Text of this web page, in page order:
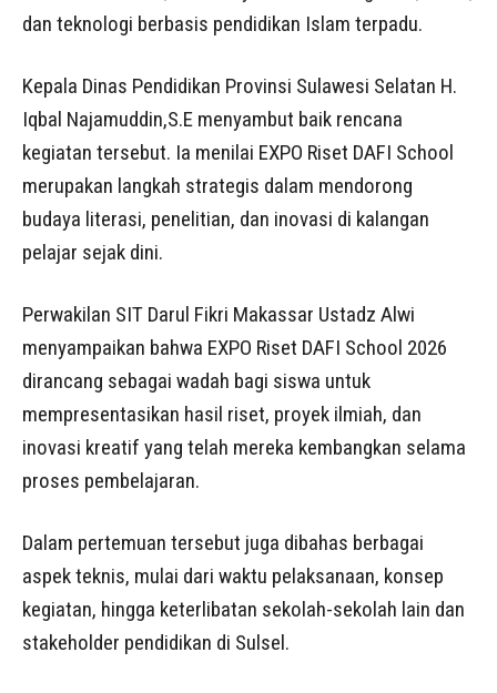
dan teknologi berbasis pendidikan Islam terpadu.
Kepala Dinas Pendidikan Provinsi Sulawesi Selatan H.
Iqbal Najamuddin,S.E menyambut baik rencana
kegiatan tersebut. Ia menilai EXPO Riset DAFI School
merupakan langkah strategis dalam mendorong
budaya literasi, penelitian, dan inovasi di kalangan
pelajar sejak dini.
Perwakilan SIT Darul Fikri Makassar Ustadz Alwi
menyampaikan bahwa EXPO Riset DAFI School 2026
dirancang sebagai wadah bagi siswa untuk
mempresentasikan hasil riset, proyek ilmiah, dan
inovasi kreatif yang telah mereka kembangkan selama
proses pembelajaran.
Dalam pertemuan tersebut juga dibahas berbagai
aspek teknis, mulai dari waktu pelaksanaan, konsep
kegiatan, hingga keterlibatan sekolah-sekolah lain dan
stakeholder pendidikan di Sulsel.